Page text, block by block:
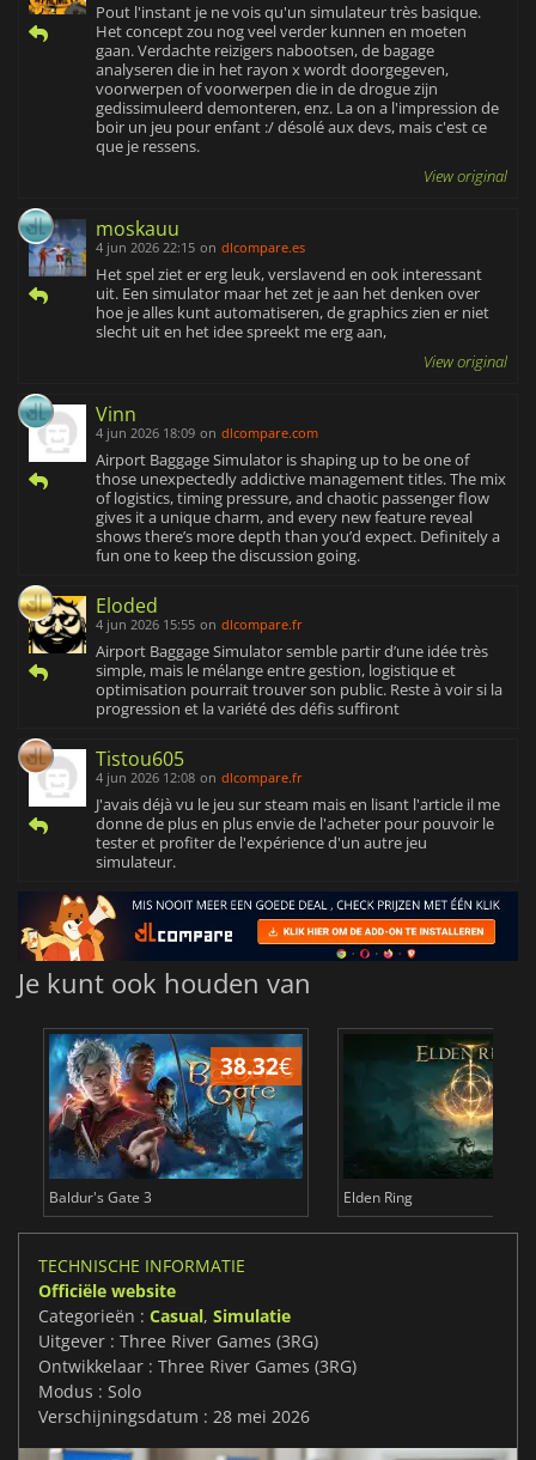
Pout l'instant je ne vois qu'un simulateur très basique.
Het concept zou nog veel verder kunnen en moeten
gaan. Verdachte reizigers nabootsen, de bagage
analyseren die in het rayon x wordt doorgegeven,
voorwerpen of voorwerpen die in de drogue zijn
gedissimuleerd demonteren, enz. La on a l'impression de
boir un jeu pour enfant :/ désolé aux devs, mais c'est ce
que je ressens.
View original
moskauu
4 jun 2026 22:15 on dlcompare.es
Het spel ziet er erg leuk, verslavend en ook interessant
uit. Een simulator maar het zet je aan het denken over
hoe je alles kunt automatiseren, de graphics zien er niet
slecht uit en het idee spreekt me erg aan,
View original
Vinn
4 jun 2026 18:09 on dlcompare.com
Airport Baggage Simulator is shaping up to be one of
those unexpectedly addictive management titles. The mix
of logistics, timing pressure, and chaotic passenger flow
gives it a unique charm, and every new feature reveal
shows there’s more depth than you’d expect. Definitely a
fun one to keep the discussion going.
Eloded
4 jun 2026 15:55 on dlcompare.fr
Airport Baggage Simulator semble partir d’une idée très
simple, mais le mélange entre gestion, logistique et
optimisation pourrait trouver son public. Reste à voir si la
progression et la variété des défis suffiront
Tistou605
4 jun 2026 12:08 on dlcompare.fr
J'avais déjà vu le jeu sur steam mais en lisant l'article il me
donne de plus en plus envie de l'acheter pour pouvoir le
tester et profiter de l'expérience d'un autre jeu
simulateur.
Je kunt ook houden van
38.32€
Baldur's Gate 3 Elden Ring
TECHNISCHE INFORMATIE
Officiële website
Categorieën : Casual, Simulatie
Uitgever : Three River Games (3RG)
Ontwikkelaar : Three River Games (3RG)
Modus : Solo
Verschijningsdatum : 28 mei 2026